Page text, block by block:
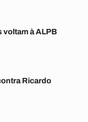
voltam à ALPB
Ricardo